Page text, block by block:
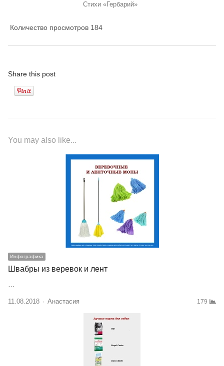
Стихи «Гербарий»
Количество просмотров 184
Share this post
You may also like...
Инфографика
Швабры из веревок и лент
…
11.08.2018 Author
Анастасия 179